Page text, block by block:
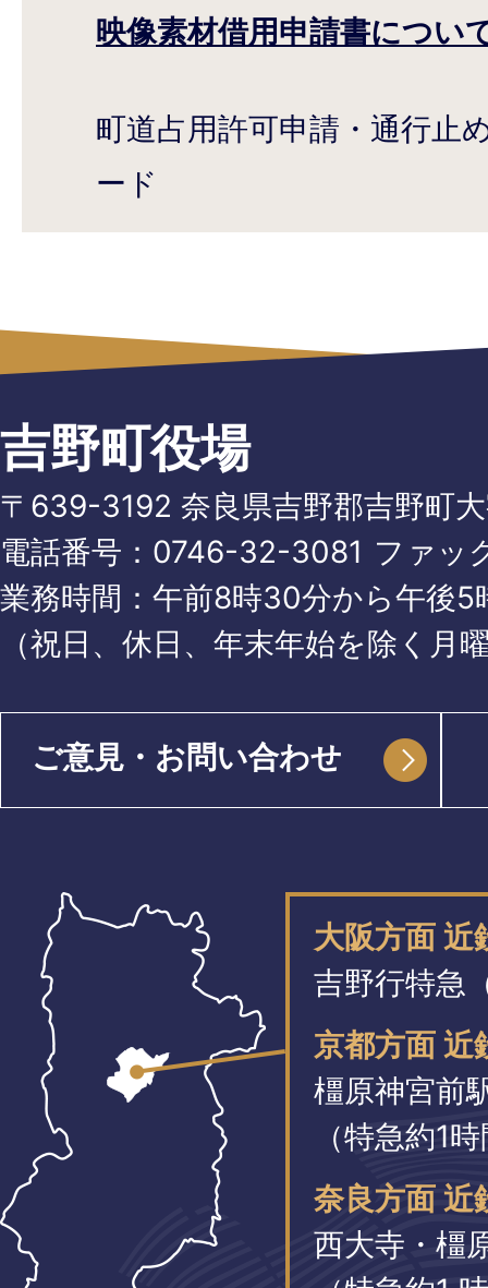
映像素材借用申請書につい
町道占用許可申請・通行止
ード
吉野町役場
〒639-3192 奈良県吉野郡吉野町
電話番号： 0746-32-3081 ファッ
業務時間：午前8時30分から午後5
（祝日、休日、年末年始を除く月
ご意見・お問い合わせ
大阪方面
吉野行特急
京都方面 近
橿原神宮前
（特急約1
奈良方面 近
西大寺・橿